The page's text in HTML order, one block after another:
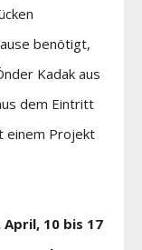
benötigt,
Kadak aus
dem Eintritt
einem Projekt
10 bis 17